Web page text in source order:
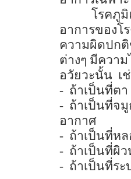
โรคภู
อาการของ
ความผิดปกติ
ต่างๆ มีควา
อวัยวะนั้น เ
- ถ้าเป็นที่ตา
- ถ้าเป็นที่จ
อากาศ
- ถ้าเป็นที่ห
- ถ้าเป็นที่ผิว
- ถ้าเป็นที่ระ